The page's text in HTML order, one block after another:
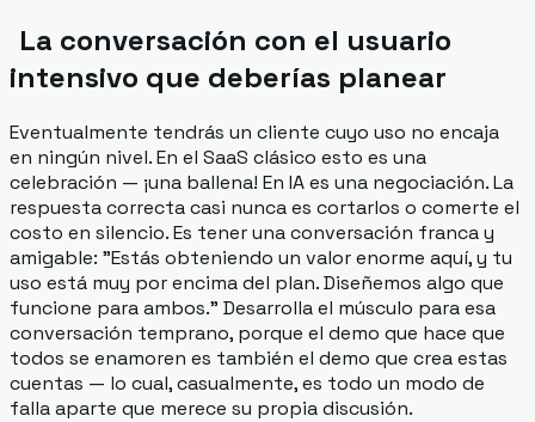
La conversación con el usuario
intensivo que deberías planear
Eventualmente tendrás un cliente cuyo uso no encaja
en ningún nivel. En el SaaS clásico esto es una
celebración — ¡una ballena! En IA es una negociación. La
respuesta correcta casi nunca es cortarlos o comerte el
costo en silencio. Es tener una conversación franca y
amigable: "Estás obteniendo un valor enorme aquí, y tu
uso está muy por encima del plan. Diseñemos algo que
funcione para ambos." Desarrolla el músculo para esa
conversación temprano, porque el demo que hace que
todos se enamoren es también el demo que crea estas
cuentas — lo cual, casualmente, es todo un modo de
falla aparte que merece su propia discusión.